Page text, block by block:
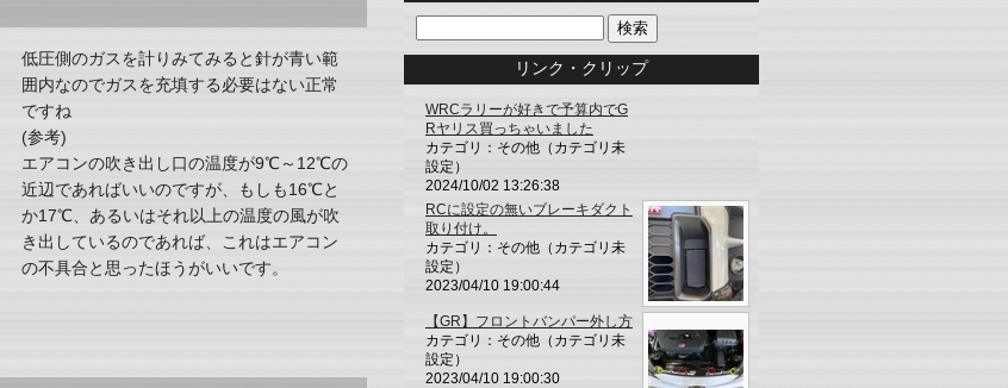
低圧側のガスを計りみてみると針が青い範
囲内なのでガスを充填する必要はない正常
ですね
(参考)
エアコンの吹き出し口の温度が9℃～12℃の
近辺であればいいのですが、もしも16℃と
か17℃、あるいはそれ以上の温度の風が吹
き出しているのであれば、これはエアコン
の不具合と思ったほうがいいです。
リンク・クリップ
WRCラリーが好きで予算内でG
Rヤリス買っちゃいました
カテゴリ：その他（カテゴリ未
設定）
2024/10/02 13:26:38
RCに設定の無いブレーキダクト
取り付け。
カテゴリ：その他（カテゴリ未
設定）
2023/04/10 19:00:44
【GR】フロントバンパー外し方
カテゴリ：その他（カテゴリ未
設定）
2023/04/10 19:00:30